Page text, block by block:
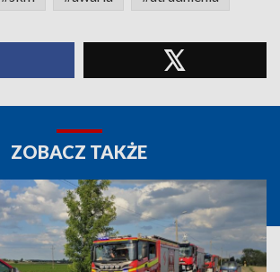
ZOBACZ TAKŻE